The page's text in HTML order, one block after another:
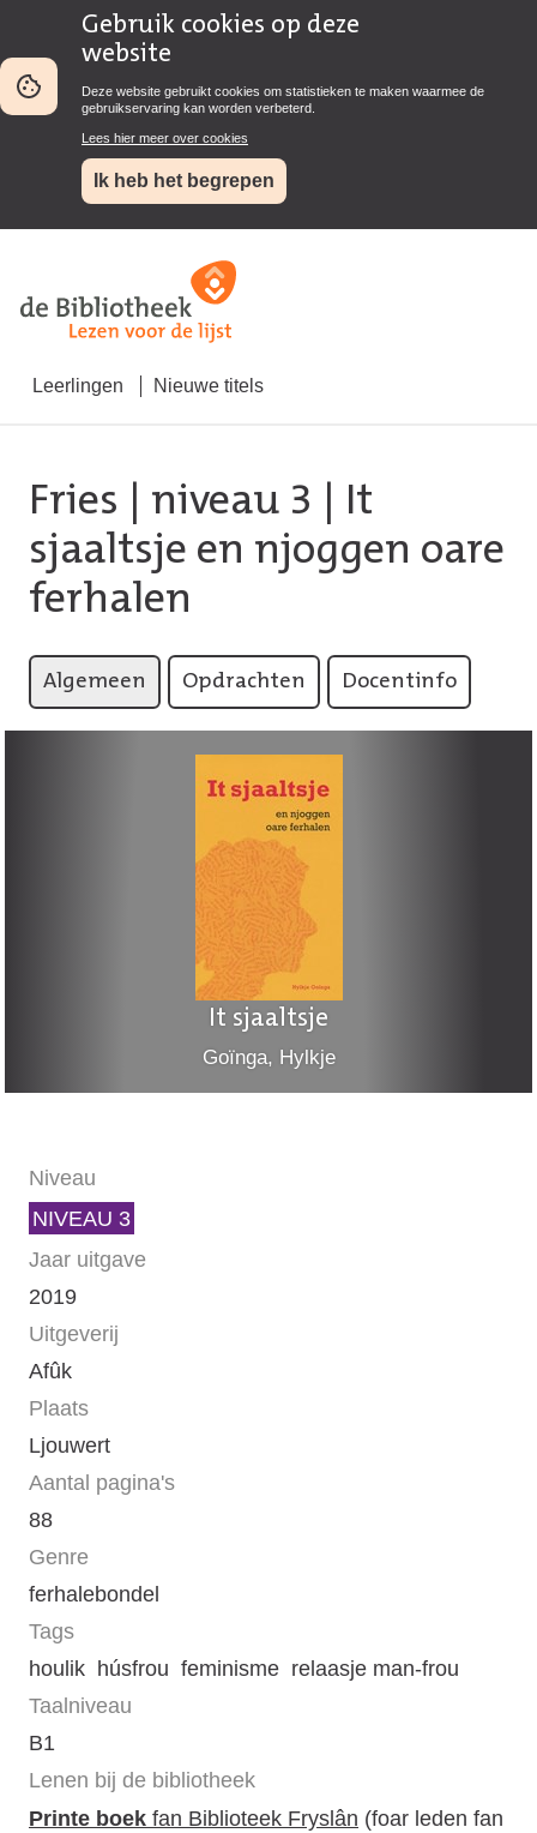
Gebruik cookies op deze
website
Deze website gebruikt cookies om statistieken te maken waarmee de
gebruikservaring kan worden verbeterd.
Lees hier meer over cookies
Ik heb het begrepen
Leerlingen Nieuwe titels
Fries niveau 3 | It
sjaaltsje en njoggen oare
ferhalen
Algemeen Opdrachten Docentinfo
It sjaaltsje
Goïnga, Hylkje
Niveau
NIVEAU 3
Jaar uitgave
2019
Uitgeverij
Afûk
Plaats
Ljouwert
Aantal pagina's
88
Genre
ferhalebondel
Tags
houlik húsfrou feminisme relaasje man-frou
Taalniveau
B1
Lenen bij de bibliotheek
Printe boek fan Biblioteek Fryslân (foar leden fan